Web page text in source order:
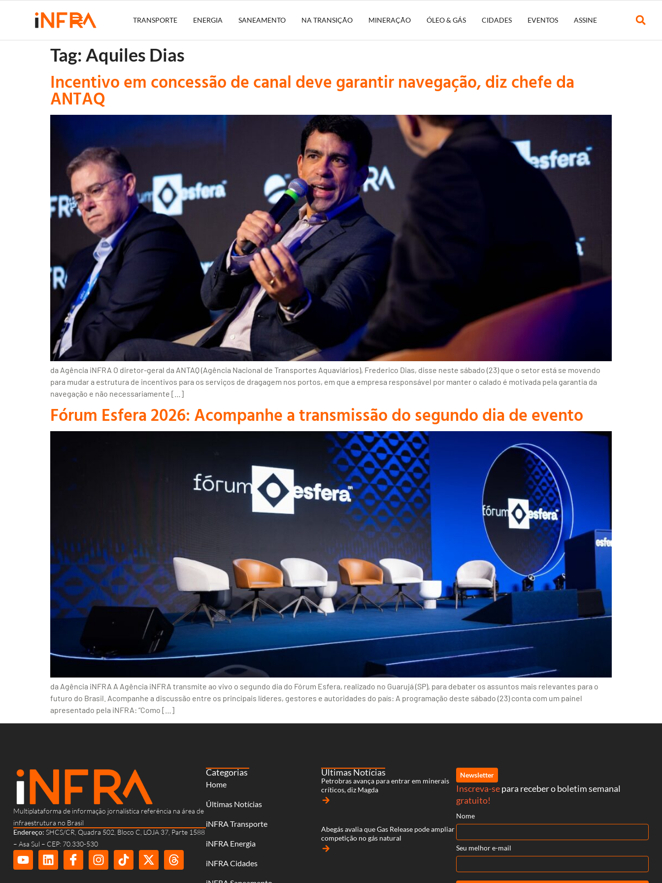
TRANSPORTE ENERGIA SANEAMENTO NA TRANSIÇÃO MINERAÇÃO ÓLEO & GÁS CIDADES EVENTOS ASSINE
Tag: Aquiles Dias
Incentivo em concessão de canal deve garantir navegação, diz chefe da
ANTAQ
da Agência iNFRA O diretor-geral da ANTAQ (Agência Nacional de Transportes Aquaviários), Frederico Dias, disse neste sábado (23) que o setor está se movendo
para mudar a estrutura de incentivos para os serviços de dragagem nos portos, em que a empresa responsável por manter o calado é motivada pela garantia da
navegação e não necessariamente […]
Fórum Esfera 2026: Acompanhe a transmissão do segundo dia de evento
da Agência iNFRA A Agência iNFRA transmite ao vivo o segundo dia do Fórum Esfera, realizado no Guarujá (SP), para debater os assuntos mais relevantes para o
futuro do Brasil. Acompanhe a discussão entre os principais líderes, gestores e autoridades do país: A programação deste sábado (23) conta com um painel
apresentado pela iNFRA: “Como […]
Multiplataforma de informação jornalística referência na área de
infraestrutura no Brasil
Endereço: SHCS/CR, Quadra 502, Bloco C, LOJA 37, Parte 1588
– Asa Sul – CEP: 70.330-530
Categorias
Home
Últimas Notícias
iNFRA Transporte
iNFRA Energia
iNFRA Cidades
Últimas Notícias
Petrobras avança para entrar em minerais
críticos, diz Magda
arrow_forward
Abegás avalia que Gas Release pode ampliar
competição no gás natural
arrow_forward
Newsletter
Inscreva-separa receber o boletim semanal
gratuito!
Nome
Seu melhor e-mail